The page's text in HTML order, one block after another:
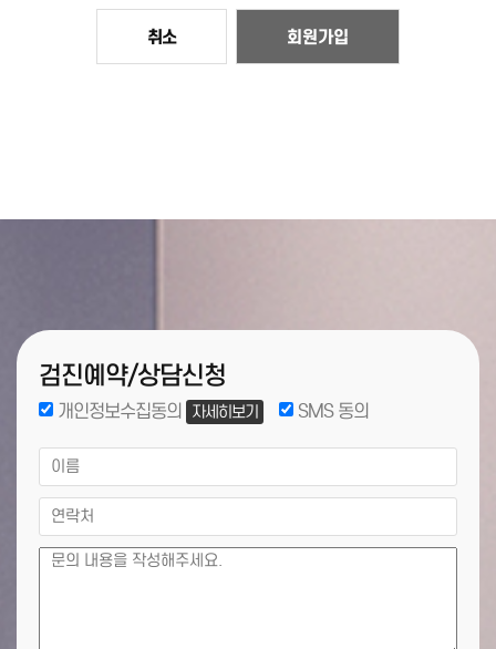
취소 회원가입
검진예약/상담신청
개인정보수집동의 자세히보기 SMS 동의